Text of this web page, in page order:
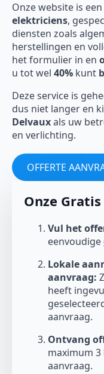
Onze website is een
elektriciens,
diensten zoals
herstellingen en
het formulier in en
u tot wel 40% kunt
Deze service is
dus niet langer en
Delvauxals uw
en verlichting.
OFFERTE
Onze
Vul het
eenvoudige
Lokale
aanvraag:
heeft
aanvraag.
Ontvang
maximum
aanvraag.